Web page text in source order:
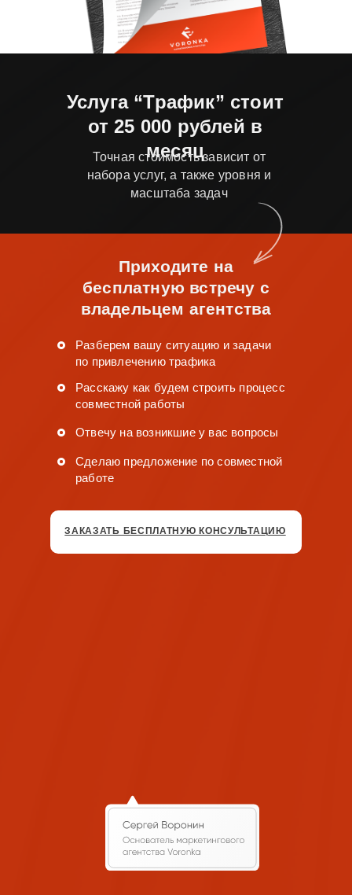
Приходите на
бесплатную встречу с
владельцем агентства
Услуга “Трафик” стоит
от 25 000 рублей в
месяц
Точная стоимость зависит от
набора услуг, а также уровня и
масштаба задач
ЗАКАЗАТЬ БЕСПЛАТНУЮ КОНСУЛЬТАЦИЮ
Разберем вашу ситуацию и задачи
по привлечению трафика
Расскажу как будем строить процесс
совместной работы
Сделаю предложение по совместной
работе
Отвечу на возникшие у вас вопросы